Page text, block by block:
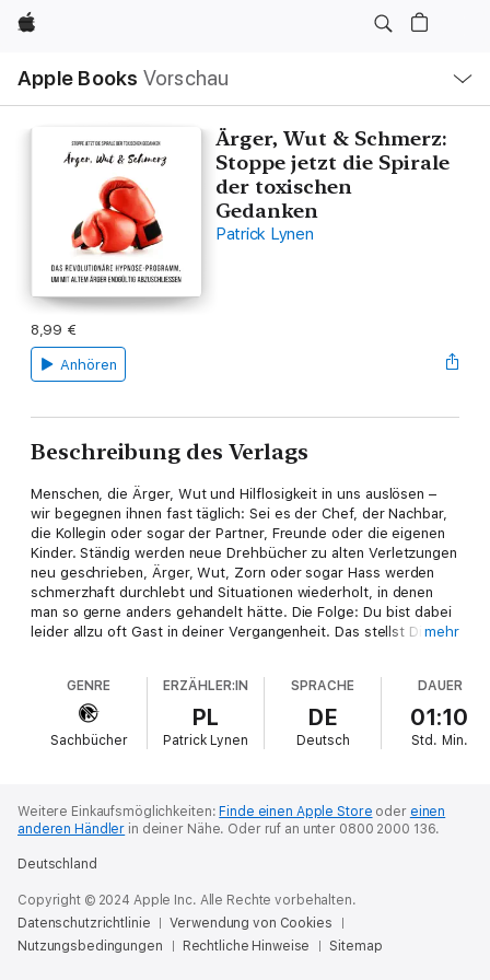
Apple
Apple Books Vorschau
Navigation
Menü
öffnen
Ärger, Wut & Schmerz:
Stoppe jetzt die Spirale
der toxischen
Gedanken
Patrick Lynen
8,99 €
Anhören
Beschreibung des Verlags
Menschen, die Ärger, Wut und Hilflosigkeit in uns auslösen –
wir begegnen ihnen fast täglich: Sei es der Chef, der Nachbar,
die Kollegin oder sogar der Partner, Freunde oder die eigenen
Kinder. Ständig werden neue Drehbücher zu alten Verletzungen
neu geschrieben, Ärger, Wut, Zorn oder sogar Hass werden
schmerzhaft durchlebt und Situationen wiederholt, in denen
man so gerne anders gehandelt hätte. Die Folge: Du bist dabei
leider allzu oft Gast in deiner Vergangenheit. Das stellst Dinge
• Deine Neuronalstrukturen erfahren eine permanente
Überstimulation;
• Du nimmst das Leben als chaotisch wahr, die Vergangenheit
hat dich im wahrsten Sinne des Wortes im Griff;
• Auch energetisch zieht dich diese Gedankenspirale immer
wieder runter;
abschließt, wirst du innerlich langsam 'ausbluten'.
Bist du in diesem Kreislauf gefangen und möchtest endlich alte
Emotionen loswerden, damit du befreit in deine neue Zukunft
starten kannst, völlig ohne den Ballast aus der Vergangenheit?
mehr
GENRE
Sachbücher
ERZÄHLER:IN
PL
Patrick Lynen
SPRACHE
DE
Deutsch
DAUER
01:10
Std. Min.
Weitere Einkaufsmöglichkeiten:Finde einen Apple Store oder einen
anderen Händler in deiner Nähe. Oder ruf an unter 0800 2000 136.
Deutschland
Copyright © 2024 Apple Inc. Alle Rechte vorbehalten.
Datenschutzrichtlinie
Verwendung von Cookies
Nutzungsbedingungen
Rechtliche Hinweise Sitemap